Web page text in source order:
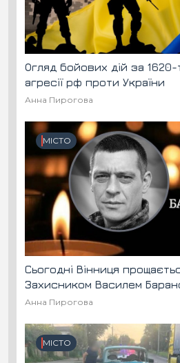
Огляд бойових дій за
агресії рф проти України
Анна Пирогова
МІСТО
Сьогодні Вінниця
Захисником Василем
Анна Пирогова
МІСТО